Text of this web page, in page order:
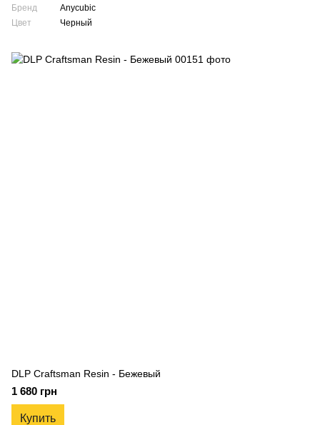
Бренд
Anycubic
Цвет
Черный
DLP Craftsman Resin - Бежевый
1 680 грн
Купить